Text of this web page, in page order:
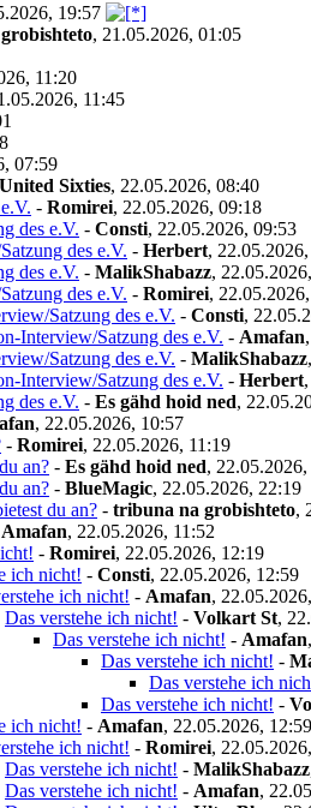
19:57
, 21.05.2026, 01:05
11:20
11:45
07:59
United Sixties, 22.05.2026, 08:40
- Romirei, 22.05.2026, 09:18
des e.V. - Consti, 22.05.2026, 09:53
des e.V. - Herbert,
des e.V. - MalikShabazz,
des e.V. - Romirei,
Satzung des e.V. - Consti,
Interview/Satzung des e.V. - Amafan,
Satzung des e.V. - MalikShabazz,
Interview/Satzung des e.V. - Herbert,
des e.V. - Es gähd hoid ned,
, 22.05.2026, 10:57
- Romirei, 22.05.2026, 11:19
an? - Es gähd hoid ned, 22.05.2026,
an? - BlueMagic, 22.05.2026, 22:19
du an? - tribuna na grobishteto,
Amafan, 22.05.2026, 11:52
- Romirei, 22.05.2026, 12:19
ich nicht! - Consti, 22.05.2026, 12:59
ich nicht! - Amafan,
Das verstehe ich nicht! - Volkart St,
Das verstehe ich nicht! - Amafan,
Das verstehe ich nicht! -
Das verstehe ich
Das verstehe ich nicht! -
ich nicht! - Amafan, 22.05.2026, 12:59
ich nicht! - Romirei,
Das verstehe ich nicht! - MalikShabazz
Das verstehe ich nicht! - Amafan,